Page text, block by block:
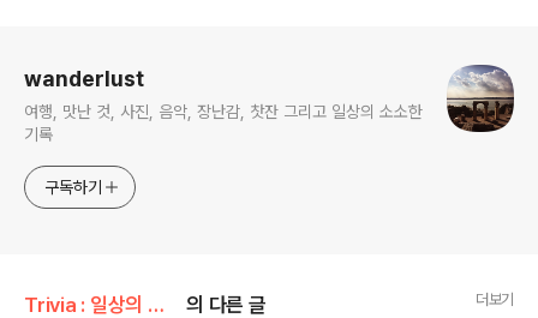
wanderlust
여행, 맛난 것, 사진, 음악, 장난감, 찻잔 그리고 일상의 소소한
기록
구독하기
Trivia : 일상의 조각들 의 다른 글 더보기